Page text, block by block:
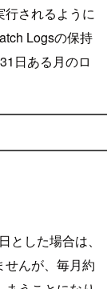
されるように
Logsの保持
日ある月のロ
した場合は、
んが、毎月約